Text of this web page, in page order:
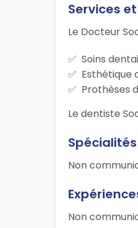
Services
Le Docteur
Soins
Esthétique
Prothèses
Le dentiste
Spécialités
Non
Non